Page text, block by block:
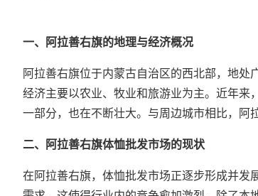
一、阿拉善右旗的地理与经济概况
阿拉善右旗位于内蒙古自治区的西北部，地
经济主要以农业、牧业和旅游业为主。近年来
一部分，也在不断壮大。与周边城市相比，阿
二、阿拉善右旗体恤批发市场的现状
在阿拉善右旗，体恤批发市场正逐步形成并